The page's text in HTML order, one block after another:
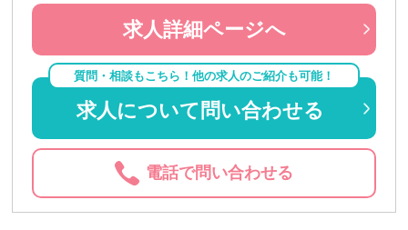
求人詳細ページへ
質問・相談もこちら！他の求人のご紹介も可能！
求人について問い合わせる
電話で問い合わせる